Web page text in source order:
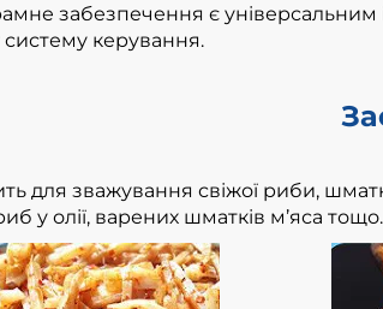
забезпечення є універсальним
систему керування.
для зважування свіжої риби,
у олії, варених шматків м’яса тощо.